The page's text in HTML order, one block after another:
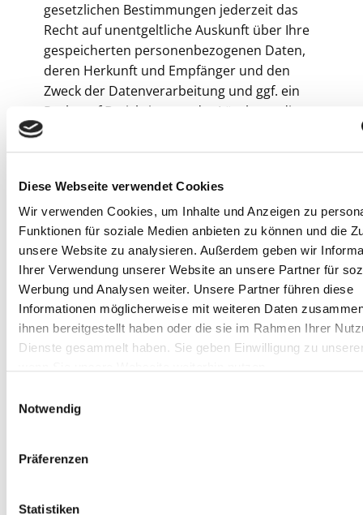
Diese Webseite verwendet Cookies
Wir verwenden Cookies, um Inhalte und Anzeigen zu
Funktionen für soziale Medien anbieten zu können und die
unsere Website zu analysieren. Außerdem geben wir
Ihrer Verwendung unserer Website an unsere Partner für
Werbung und Analysen weiter. Unsere Partner führen diese
Informationen möglicherweise mit weiteren Daten
ihnen bereitgestellt haben oder die sie im Rahmen Ihrer
Dienste gesammelt haben. Sie geben Einwilligung zu
Notwendig
Präferenzen
Statistiken
gesetzlichen Bestimmungen jederzeit das
Recht auf unentgeltliche Auskunft über Ihre
gespeicherten personenbezogenen Daten,
deren Herkunft und Empfänger und den
Zweck der Datenverarbeitung und ggf. ein
Recht auf Berichtigung oder Löschung dieser
Thema personenbezogene Daten können Sie
angegebenen Adresse an uns wenden.
Recht auf Einschränkung der
Verarbeitung
Sie haben das Recht, die Einschränkung der
Verarbeitung Ihrer personenbezogenen
Daten zu verlangen. Hierzu können Sie sich
jederzeit unter der im Impressum
besteht in folgenden Fällen:
gespeicherten personenbezogenen Daten
um dies zu überprüfen. Für die Dauer der